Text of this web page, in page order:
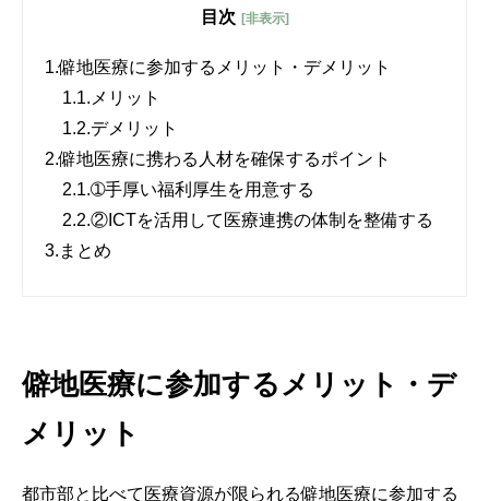
目次 [非表示]
1.僻地医療に参加するメリット・デメリット
1.1. メリット
1.2.デメリット
2.僻地医療に携わる人材を確保するポイント
2.1.➀手厚い福利厚生を用意する
2.2.②ICTを活用して医療連携の体制を整備する
3. まとめ
僻地医療に参加するメリット・デ
メリット
都市部と比べて医療資源が限られる僻地医療に参加する